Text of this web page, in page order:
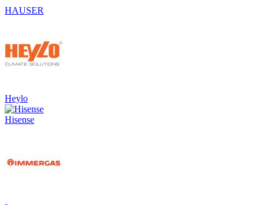
HAUSER
Heylo
Hisense